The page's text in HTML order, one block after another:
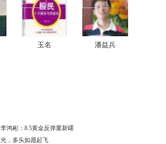
玉名 潘益兵
李鸿彬：8.5黄金反弹重新曙
光，多头如愿起飞